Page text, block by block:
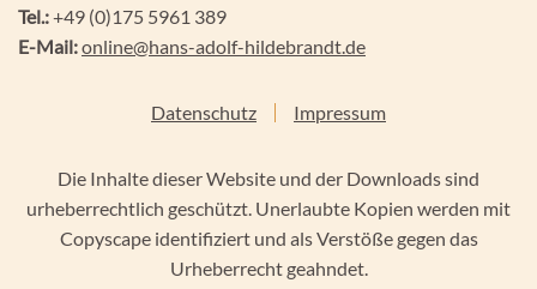
Tel.:+49 (0)175 5961 389
E-Mail:online@hans-adolf-hildebrandt.de
Datenschutz Impressum
Die Inhalte dieser Website und der Downloads sind
urheberrechtlich geschützt. Unerlaubte Kopien werden mit
Copyscape identifiziert und als Verstöße gegen das
Urheberrecht geahndet.